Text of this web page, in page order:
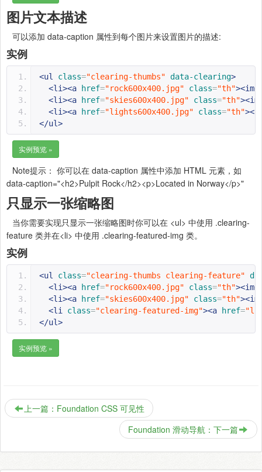
图片文本描述
可以添加 data-caption 属性到每个图片来设置图片的描述:
实例
<ul class="clearing-thumbs" data-clearing>
<li><a
href="rock600x400.jpg" class="th"><img
<li><a
href="skies600x400.jpg" class="th"
<li><a
href="lights600x400.jpg" class="th"
</ul>
实例预览 »
Note提示： 你可以在 data-caption 属性中添加 HTML 元素，如
data-caption="<h2>Pulpit Rock</h2><p>Located in Norway</p>"
只显示一张缩略图
当你需要实现只显示一张缩略图时你可以在 <ul> 中使用 .clearing-
feature 类并在<li> 中使用 .clearing-featured-img 类。
实例
<ul class="clearing-thumbs clearing-feature"
<li><a
href="rock600x400.jpg" class="th"><img
<li><a
href="skies600x400.jpg" class="th"
<li
class="clearing-featured-img"><a href=
</ul>
实例预览 »
上一篇：Foundation CSS 可见性
Foundation 滑动导航：下一篇